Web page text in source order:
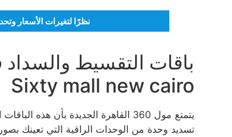
نظرًا لتغيرات الأسعار
Sixty mall new cairo
يتمتع مول 360 القاهرة الجديدة
تسديد وحدة من الوحدات الراقية التي تعينك